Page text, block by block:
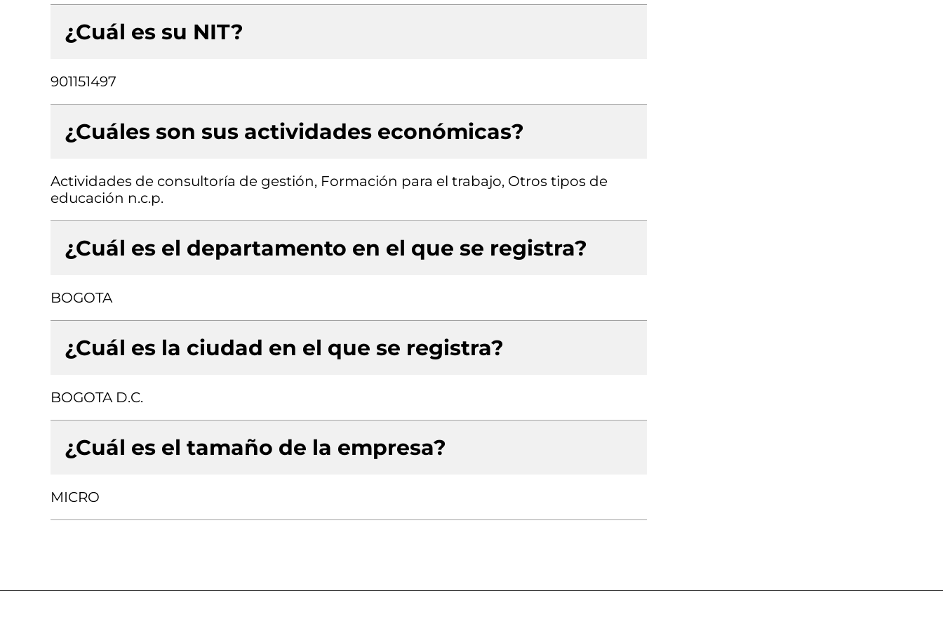
¿Cuál es su NIT?
901151497
¿Cuáles son sus actividades económicas?
Actividades de consultoría de gestión, Formación para el trabajo, Otros tipos de
educación n.c.p.
¿Cuál es el departamento en el que se registra?
BOGOTA
¿Cuál es la ciudad en el que se registra?
BOGOTA D.C.
¿Cuál es el tamaño de la empresa?
MICRO